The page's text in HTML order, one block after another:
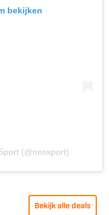
bekijken
(@nossport)
Bekijk alle deals